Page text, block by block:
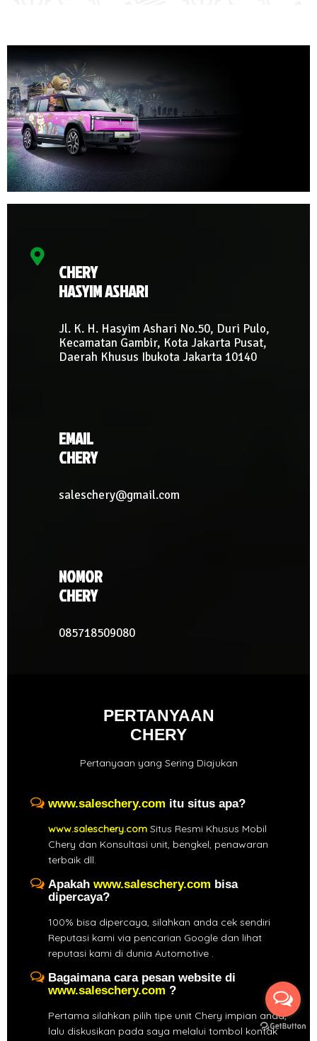
CHERY
HASYIM ASHARI
Jl. K. H. Hasyim Ashari No.50, Duri Pulo,
Kecamatan Gambir, Kota Jakarta Pusat,
Daerah Khusus Ibukota Jakarta 10140
EMAIL
CHERY
saleschery@gmail.com
NOMOR
CHERY
085718509080
PERTANYAAN
CHERY
Pertanyaan yang Sering Diajukan
www.saleschery.com itu situs apa?
www.saleschery.com Situs Resmi Khusus Mobil
Chery dan Konsultasi unit, bengkel, penawaran
terbaik dll.
Apakah www.saleschery.com bisa
dipercaya?
100% bisa dipercaya, silahkan anda cek sendiri
Reputasi kami via pencarian Google dan lihat
reputasi kami di dunia Automotive .
Bagaimana cara pesan website di
www.saleschery.com ?
Pertama silahkan pilih tipe unit Chery impian anda,
lalu diskusikan pada saya melalui tombol kontak